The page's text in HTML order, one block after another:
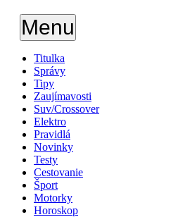
Menu
Titulka
Správy
Tipy
Zaujímavosti
Suv/Crossover
Elektro
Pravidlá
Novinky
Testy
Cestovanie
Šport
Motorky
Horoskop